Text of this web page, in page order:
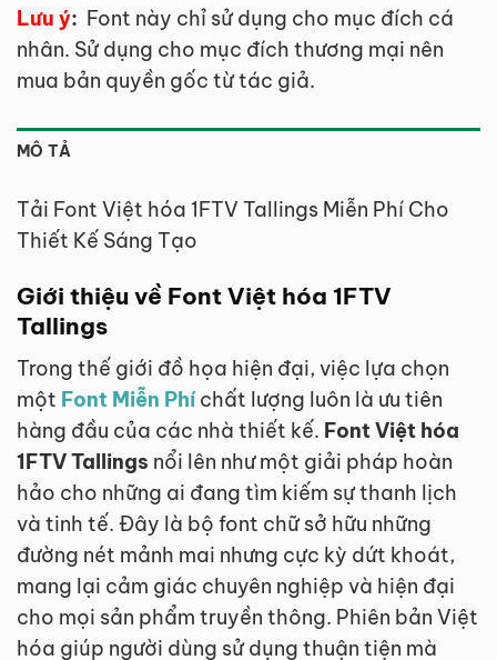
Lưu ý: Font này chỉ sử dụng cho mục đích cá
nhân. Sử dụng cho mục đích thương mại nên
mua bản quyền gốc từ tác giả.
MÔ TẢ
Tải Font Việt hóa 1FTV Tallings Miễn Phí Cho
Thiết Kế Sáng Tạo
Giới thiệu về Font Việt hóa 1FTV
Tallings
Trong thế giới đồ họa hiện đại, việc lựa chọn
một Font Miễn Phíchất lượng luôn là ưu tiên
hàng đầu của các nhà thiết kế. Font Việt hóa
1FTV Tallings nổi lên như một giải pháp hoàn
hảo cho những ai đang tìm kiếm sự thanh lịch
và tinh tế. Đây là bộ font chữ sở hữu những
đường nét mảnh mai nhưng cực kỳ dứt khoát,
mang lại cảm giác chuyên nghiệp và hiện đại
cho mọi sản phẩm truyền thông. Phiên bản Việt
hóa giúp người dùng sử dụng thuận tiện mà